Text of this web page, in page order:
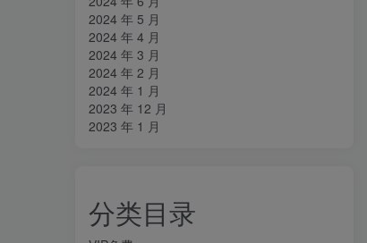
2024 年 5 月
2024 年 4 月
2024 年 3 月
2024 年 2 月
2024 年 1 月
2023 年 12 月
2023 年 1 月
分类目录